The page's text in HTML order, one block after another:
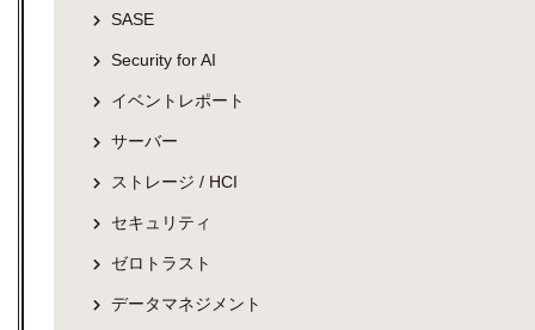
SASE
Security for AI
イベントレポート
サーバー
ストレージ / HCI
セキュリティ
ゼロトラスト
データマネジメント